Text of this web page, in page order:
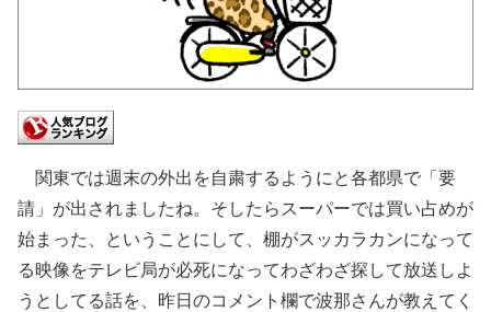
関東では週末の外出を自粛するようにと各都県で「要
請」が出されましたね。そしたらスーパーでは買い占めが
始まった、ということにして、棚がスッカラカンになって
る映像をテレビ局が必死になってわざわざ探して放送しよ
うとしてる話を、昨日のコメント欄で波那さんが教えてく